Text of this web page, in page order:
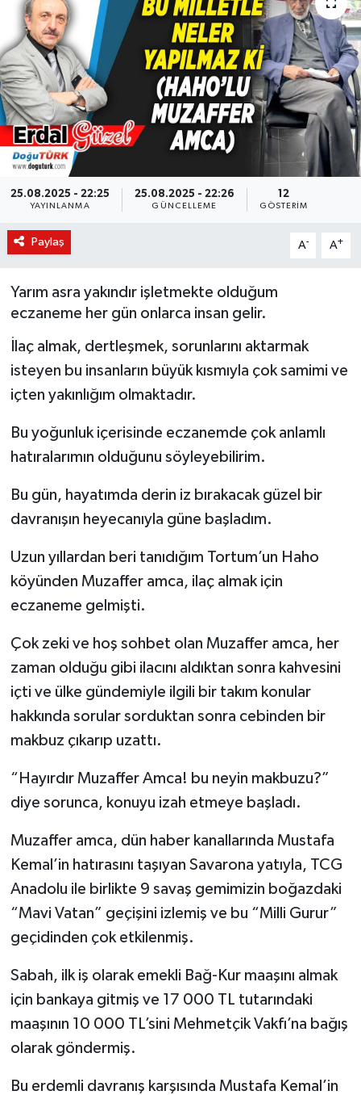
25.08.2025 - 22:25
YAYINLANMA
25.08.2025 - 22:26
GÜNCELLEME
12
GÖSTERIM
Paylaş A- A+
Yarım asra yakındır işletmekte olduğum
eczaneme her gün onlarca insan gelir.
İlaç almak, dertleşmek, sorunlarını aktarmak
isteyen bu insanların büyük kısmıyla çok samimi ve
içten yakınlığım olmaktadır.
Bu yoğunluk içerisinde eczanemde çok anlamlı
hatıralarımın olduğunu söyleyebilirim.
Bu gün, hayatımda derin iz bırakacak güzel bir
davranışın heyecanıyla güne başladım.
Uzun yıllardan beri tanıdığım Tortum’un Haho
köyünden Muzaffer amca, ilaç almak için
eczaneme gelmişti.
Çok zeki ve hoş sohbet olan Muzaffer amca, her
zaman olduğu gibi ilacını aldıktan sonra kahvesini
içti ve ülke gündemiyle ilgili bir takım konular
hakkında sorular sorduktan sonra cebinden bir
makbuz çıkarıp uzattı.
“Hayırdır Muzaffer Amca! bu neyin makbuzu?”
diye sorunca, konuyu izah etmeye başladı.
Muzaffer amca, dün haber kanallarında Mustafa
Kemal’in hatırasını taşıyan Savarona yatıyla, TCG
Anadolu ile birlikte 9 savaş gemimizin boğazdaki
“Mavi Vatan” geçişini izlemiş ve bu “Milli Gurur”
geçidinden çok etkilenmiş.
Sabah, ilk iş olarak emekli Bağ-Kur maaşını almak
için bankaya gitmiş ve 17 000 TL tutarındaki
maaşının 10 000 TL’sini Mehmetçik Vakfı’na bağış
olarak göndermiş.
Bu erdemli davranış karşısında Mustafa Kemal’in
KÜLTÜR-SANAT
Magazin
Medya
Politika
Sağlık
Siyaset
Türkiye
Yaşam
YEREL